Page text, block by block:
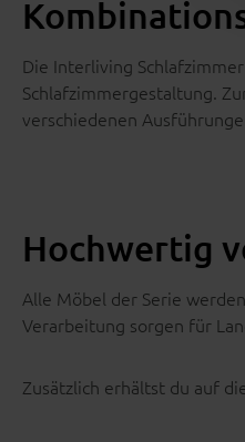
Die Interliving
Schlafzimmergestaltung.
verschiedenen
Hochwertig
Alle Möbel der Serie
Verarbeitung sorgen für
Zusätzlich erhältst du auf